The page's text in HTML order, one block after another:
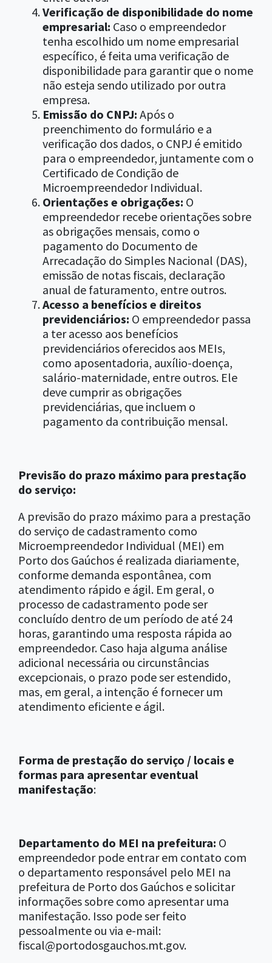
Verificação de disponibilidade do nome
empresarial: Caso o empreendedor
tenha escolhido um nome empresarial
específico, é feita uma verificação de
disponibilidade para garantir que o nome
não esteja sendo utilizado por outra
empresa.
Emissão do CNPJ: Após o
preenchimento do formulário e a
verificação dos dados, o CNPJ é emitido
para o empreendedor, juntamente com o
Certificado de Condição de
Microempreendedor Individual.
Orientações e obrigações: O
empreendedor recebe orientações sobre
as obrigações mensais, como o
pagamento do Documento de
Arrecadação do Simples Nacional (DAS),
emissão de notas fiscais, declaração
anual de faturamento, entre outros.
Acesso a benefícios e direitos
previdenciários: O empreendedor passa
a ter acesso aos benefícios
previdenciários oferecidos aos MEIs,
como aposentadoria, auxílio-doença,
salário-maternidade, entre outros. Ele
deve cumprir as obrigações
previdenciárias, que incluem o
pagamento da contribuição mensal.
Previsão do prazo máximo para prestação
do serviço:
A previsão do prazo máximo para a prestação
do serviço de cadastramento como
Microempreendedor Individual (MEI) em
Porto dos Gaúchos é realizada diariamente,
conforme demanda espontânea, com
atendimento rápido e ágil. Em geral, o
processo de cadastramento pode ser
concluído dentro de um período de até 24
horas, garantindo uma resposta rápida ao
empreendedor. Caso haja alguma análise
adicional necessária ou circunstâncias
excepcionais, o prazo pode ser estendido,
mas, em geral, a intenção é fornecer um
atendimento eficiente e ágil.
Forma de prestação do serviço / locais e
formas para apresentar eventual
manifestação:
Departamento do MEI na prefeitura: O
empreendedor pode entrar em contato com
o departamento responsável pelo MEI na
prefeitura de Porto dos Gaúchos e solicitar
informações sobre como apresentar uma
manifestação. Isso pode ser feito
pessoalmente ou via e-mail:
fiscal@portodosgauchos.mt.gov.